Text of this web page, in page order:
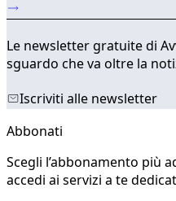
Le newsletter gratuite di
sguardo che va oltre la
Iscriviti alle newsletter
Abbonati
Scegli l’abbonamento più
accedi ai servizi a te